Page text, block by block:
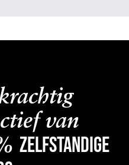
van
zelfstandige